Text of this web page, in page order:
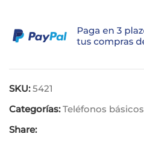
SKU:5421
Categorías: Teléfonos básicos
Share: